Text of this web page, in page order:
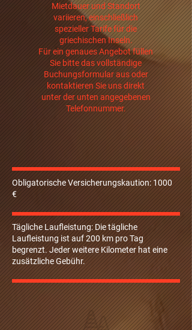
Mietdauer und Standort
variieren, einschließlich
spezieller Tarife für die
griechischen Inseln.
Für ein genaues Angebot füllen
Sie bitte das vollständige
Buchungsformular aus oder
kontaktieren Sie uns direkt
unter der unten angegebenen
Telefonnummer.
Obligatorische Versicherungskaution: 1000
€
Tägliche Laufleistung: Die tägliche
Laufleistung ist auf 200 km pro Tag
begrenzt. Jeder weitere Kilometer hat eine
zusätzliche Gebühr.